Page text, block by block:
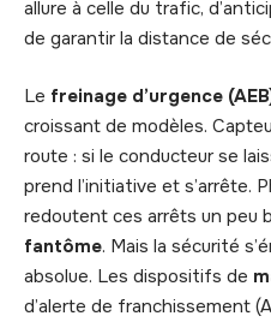
allure à celle du trafic,
de garantir la distance de
Le freinage d’urgence
croissant de modèles.
route : si le conducteur se
prend l’initiative et s’arrête.
redoutent ces arrêts un peu
fantôme. Mais la sécurité
absolue. Les dispositifs de
d’alerte de franchissement